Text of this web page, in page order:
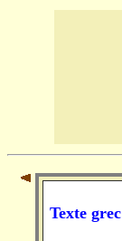
Texte